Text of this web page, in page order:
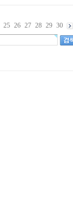
25 26 27 28 29 30